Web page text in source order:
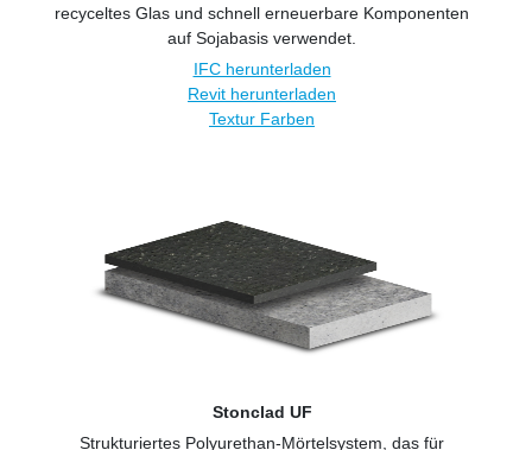
recyceltes Glas und schnell erneuerbare Komponenten
auf Sojabasis verwendet.
IFC herunterladen
Revit herunterladen
Textur Farben
Stonclad UF
Strukturiertes Polyurethan-Mörtelsystem, das für